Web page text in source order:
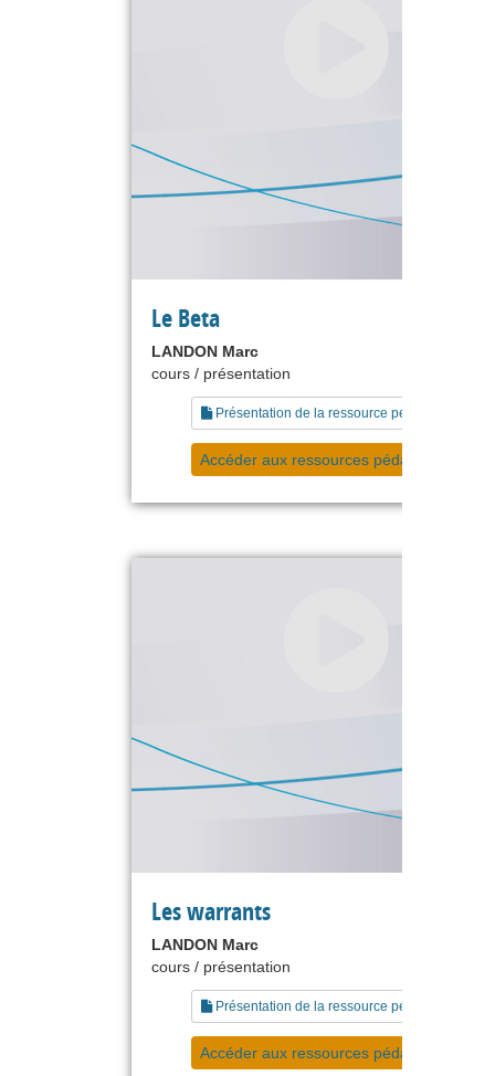
Le Beta
LANDON Marc
cours / présentation
Présentation de la ressource pédagogique
Accéder aux ressources pédagogiques
Les warrants
LANDON Marc
cours / présentation
Présentation de la ressource pédagogique
Accéder aux ressources pédagogiques